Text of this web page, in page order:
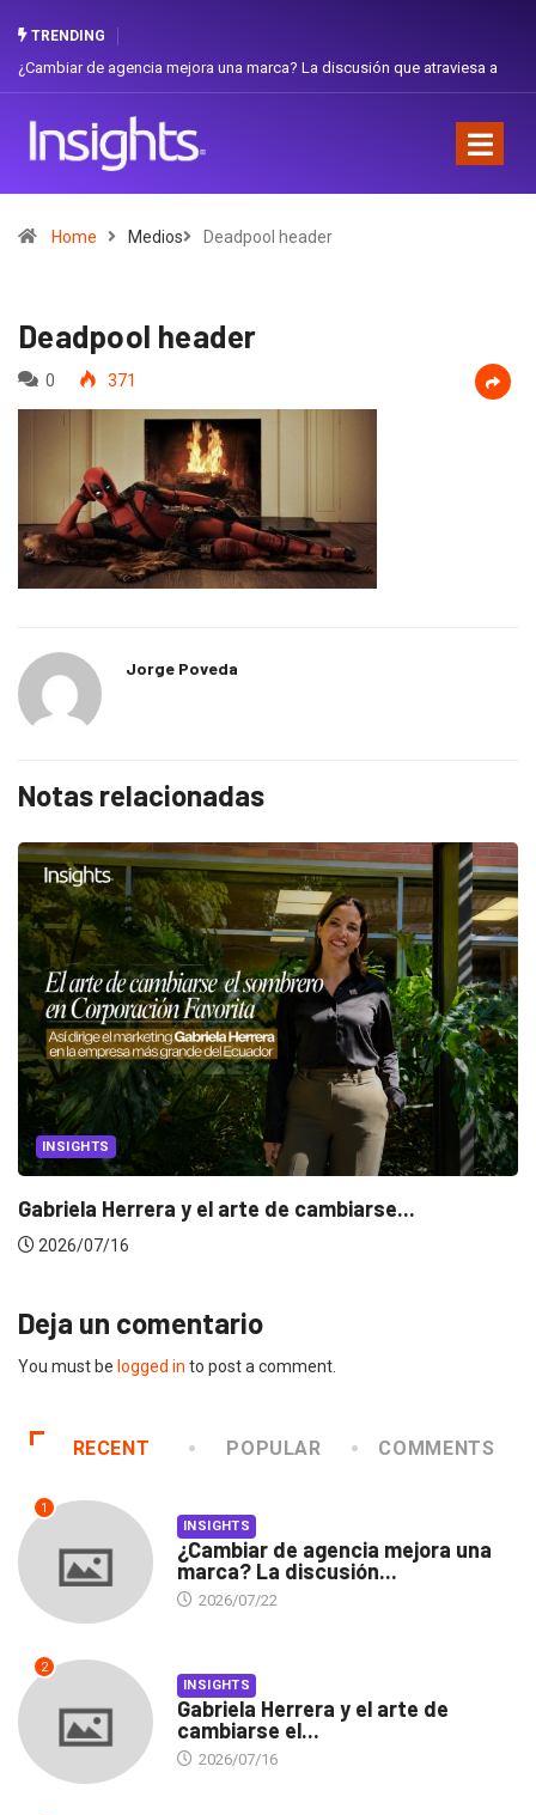
TRENDING
de agencia mejora una marca? La discusión que atraviesa a
Home Medios Deadpool header
Deadpool header
0 371
Jorge Poveda
Notas relacionadas
INSIGHTS
Gabriela Herrera y el arte de cambiarse...
2026/07/16
Deja un comentario
You must be logged in to post a comment.
RECENT POPULAR COMMENTS
1
INSIGHTS
¿Cambiar de agencia mejora una
marca? La discusión...
2026/07/22
2
INSIGHTS
Gabriela Herrera y el arte de
cambiarse el...
2026/07/16